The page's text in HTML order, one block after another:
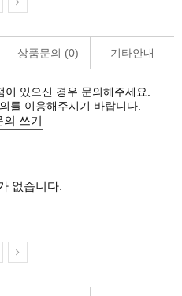
상품문의 (0) 기타안내
있으신 경우 문의해주세요.
를 이용해주시기 바랍니다.
의 쓰기
없습니다.